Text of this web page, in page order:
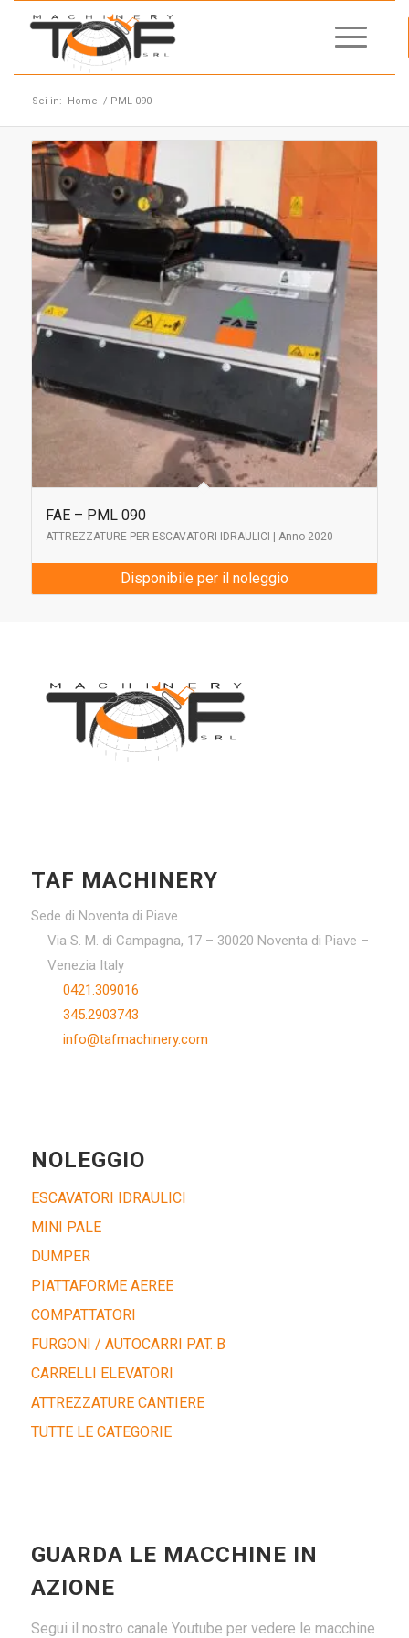
Sei in: Home / PML 090
FAE – PML 090
ATTREZZATURE PER ESCAVATORI IDRAULICI | Anno 2020
Disponibile per il noleggio
TAF MACHINERY
Sede di Noventa di Piave
Via S. M. di Campagna, 17 – 30020 Noventa di Piave –
Venezia Italy
0421.309016
345.2903743
info@tafmachinery.com
NOLEGGIO
ESCAVATORI IDRAULICI
MINI PALE
DUMPER
PIATTAFORME AEREE
COMPATTATORI
FURGONI / AUTOCARRI PAT. B
CARRELLI ELEVATORI
ATTREZZATURE CANTIERE
TUTTE LE CATEGORIE
GUARDA LE MACCHINE IN
AZIONE
Segui il nostro canale Youtube per vedere le macchine